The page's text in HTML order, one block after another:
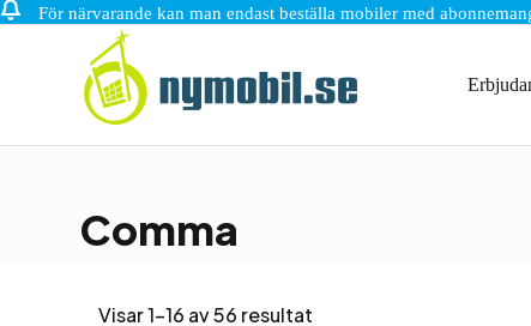
För närvarande kan man endast beställa mobiler med
Comma
Visar 1–16 av 56 resultat